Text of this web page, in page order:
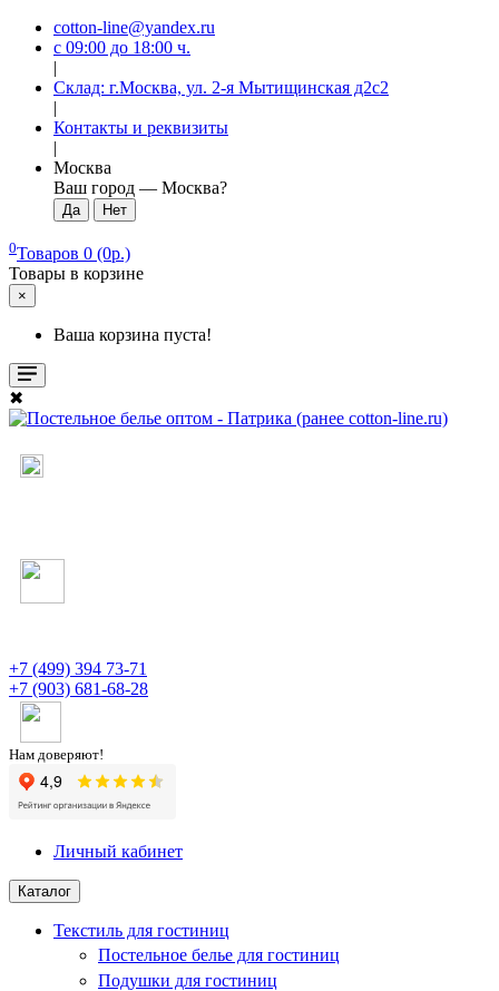
cotton-line@yandex.ru
с 09:00 до 18:00 ч.
|
Склад: г.Москва, ул. 2-я Мытищинская д2с2
|
Контакты и реквизиты
|
Москва
Ваш город — Москва?
0Товаров 0 (0р.)
Товары в корзине
×
Ваша корзина пуста!
✖
+7 (499) 394 73-71
+7 (903) 681-68-28
Нам доверяют!
Личный кабинет
Каталог
Текстиль для гостиниц
Постельное белье для гостиниц
Подушки для гостиниц